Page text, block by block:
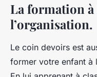
La formation à
l’organisation.
Le coin devoirs est
former votre enfant à